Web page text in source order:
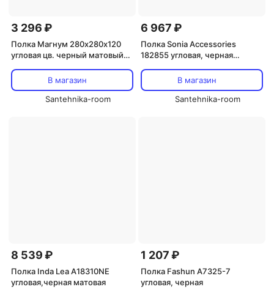
3 296 ₽
Полка Магнум 280х280х120
угловая цв. черный матовый
В магазин
Santehnika-room
6 967 ₽
Полка Sonia Accessories
182855 угловая, черная
В магазин
Santehnika-room
8 539 ₽
Полка Inda Lea A18310NE
угловая,черная матовая
1 207 ₽
Полка Fashun A7325-7
угловая, черная